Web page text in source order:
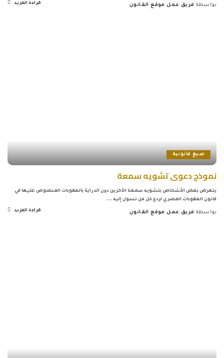
بواسطة فريق عمل موقع القانون قراءة المزيد
صيغ قانونية
نموذج دعوى تشويه سمعة
يتعرض بعض الأشخاص بتشويه سمعة الأخرين دون الدراية بالعقوبات المنصوص عليها في
قانون العقوبات المصري لردع كل من تسول إليه ...
بواسطة فريق عمل موقع القانون قراءة المزيد